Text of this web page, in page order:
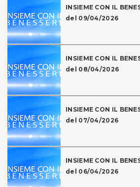
INSIEME CON IL
del 09/04/2026
INSIEME CON IL
del 08/04/2026
INSIEME CON IL
del 07/04/2026
INSIEME CON IL
del 06/04/2026